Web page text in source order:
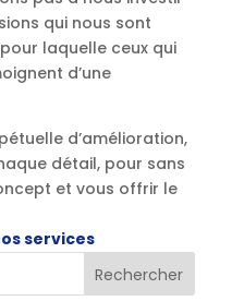
qui nous sont
laquelle ceux qui
d’une
d’amélioration,
détail, pour sans
et vous offrir le
services